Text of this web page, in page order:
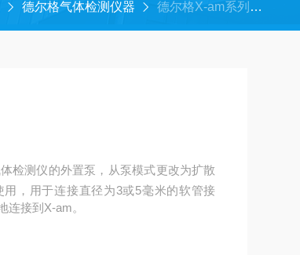
德尔格气体检测仪器 德尔格X-am系列外置泵
检测仪的外置泵，从泵模式更改为扩散
，用于连接直径为3或5毫米的软管接
连接到X-am。